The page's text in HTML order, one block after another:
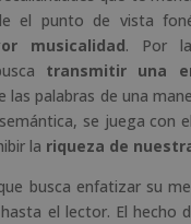
el punto de vista
musicalidad. Por
transmitir una
las palabras de una
se juega con
la riqueza de
busca enfatizar su
el lector. El hecho